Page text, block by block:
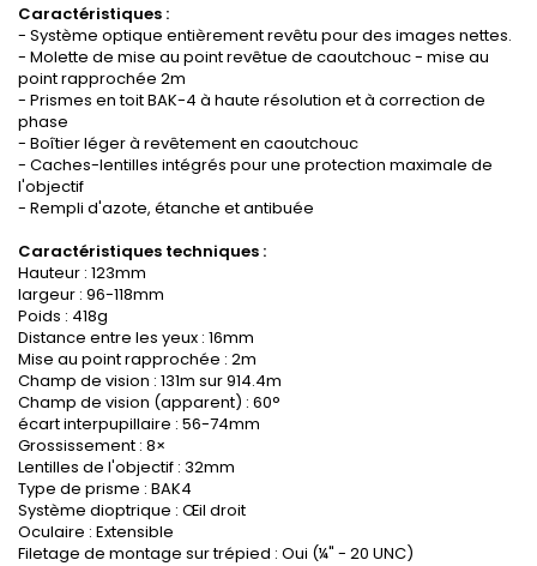
Caractéristiques :
- Système optique entièrement revêtu pour des images nettes.
- Molette de mise au point revêtue de caoutchouc - mise au
point rapprochée 2m
- Prismes en toit BAK-4 à haute résolution et à correction de
phase
- Boîtier léger à revêtement en caoutchouc
- Caches-lentilles intégrés pour une protection maximale de
l'objectif
- Rempli d'azote, étanche et antibuée
Caractéristiques techniques :
Hauteur : 123mm
largeur : 96-118mm
Poids : 418g
Distance entre les yeux : 16mm
Mise au point rapprochée : 2m
Champ de vision : 131m sur 914.4m
Champ de vision (apparent) : 60°
écart interpupillaire : 56-74mm
Grossissement : 8×
Lentilles de l'objectif : 32mm
Type de prisme : BAK4
Système dioptrique : Œil droit
Oculaire : Extensible
Filetage de montage sur trépied : Oui (¼" - 20 UNC)